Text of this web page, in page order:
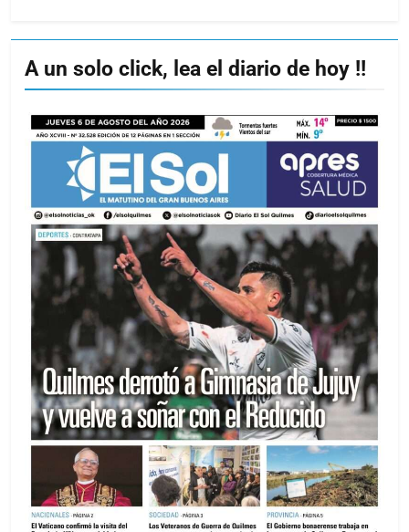
A un solo click, lea el diario de hoy !!